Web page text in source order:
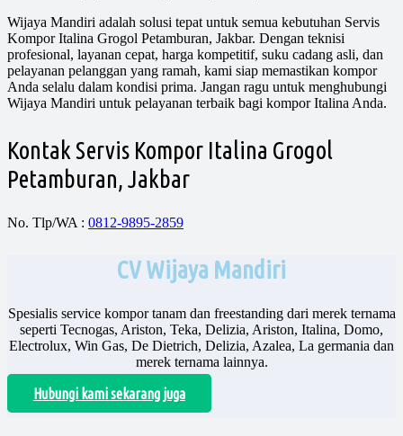
Wijaya Mandiri adalah solusi tepat untuk semua kebutuhan Servis
Kompor Italina Grogol Petamburan, Jakbar. Dengan teknisi
profesional, layanan cepat, harga kompetitif, suku cadang asli, dan
pelayanan pelanggan yang ramah, kami siap memastikan kompor
Anda selalu dalam kondisi prima. Jangan ragu untuk menghubungi
Wijaya Mandiri untuk pelayanan terbaik bagi kompor Italina Anda.
Kontak Servis Kompor Italina Grogol
Petamburan, Jakbar
No. Tlp/WA : 0812-9895-2859
CV Wijaya Mandiri
Spesialis service kompor tanam dan freestanding dari merek ternama
seperti Tecnogas, Ariston, Teka, Delizia, Ariston, Italina, Domo,
Electrolux, Win Gas, De Dietrich, Delizia, Azalea, La germania dan
merek ternama lainnya.
Hubungi kami sekarang juga